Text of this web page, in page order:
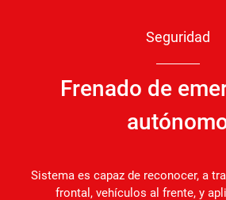
Seguridad
Frenado de
Sistema es capaz de reconocer, a
frontal, vehículos al frente, y